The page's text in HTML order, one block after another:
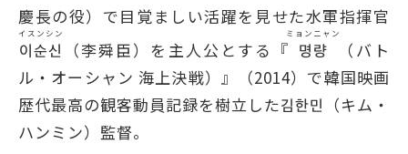
慶長の役）で目覚ましい活躍を見せた水軍指揮官
이순신
イスンシン
（李舜臣）を主人公とする『 명량
ミョンニャン
（バト
ル・オーシャン 海上決戦）』（2014）で韓国映画
歴代最高の観客動員記録を樹立した김한민（キム・
ハンミン）監督。